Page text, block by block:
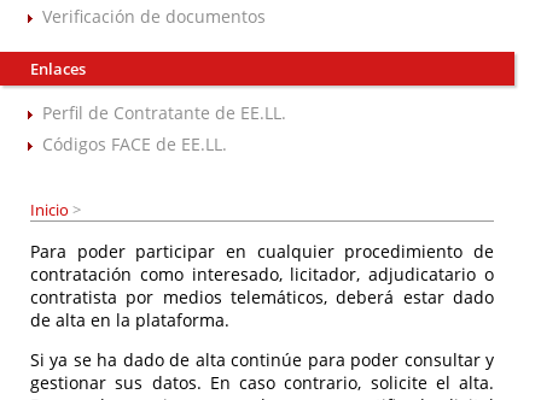
Verificación de documentos
Enlaces
Perfil de Contratante de EE.LL.
Códigos FACE de EE.LL.
Inicio >
Para poder participar en cualquier procedimiento de
contratación como interesado, licitador, adjudicatario o
contratista por medios telemáticos, deberá estar dado
de alta en la plataforma.
Si ya se ha dado de alta continúe para poder consultar y
gestionar sus datos. En caso contrario, solicite el alta.